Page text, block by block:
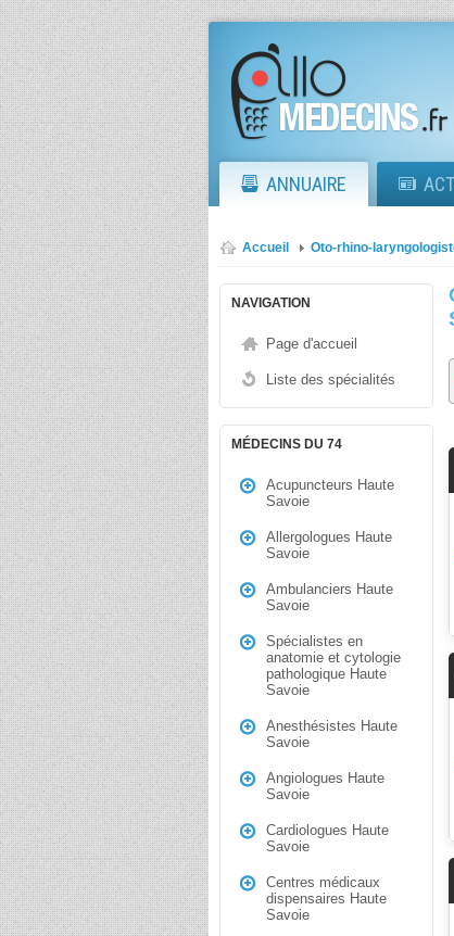
ANNUAIRE
Accueil Oto-rhino-
NAVIGATION
Page d'accueil
Liste des spécialités
MÉDECINS DU 74
Acupuncteurs Haute
Savoie
Allergologues Haute
Savoie
Ambulanciers Haute
Savoie
Spécialistes en
anatomie et cytologie
pathologique Haute
Savoie
Anesthésistes Haute
Savoie
Angiologues Haute
Savoie
Cardiologues Haute
Savoie
Centres médicaux
dispensaires Haute
Savoie